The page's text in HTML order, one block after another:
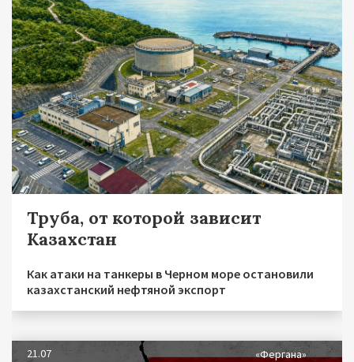
Труба, от которой зависит
Казахстан
Как атаки на танкеры в Черном море остановили
казахстанский нефтяной экспорт
21.07 «Фергана»